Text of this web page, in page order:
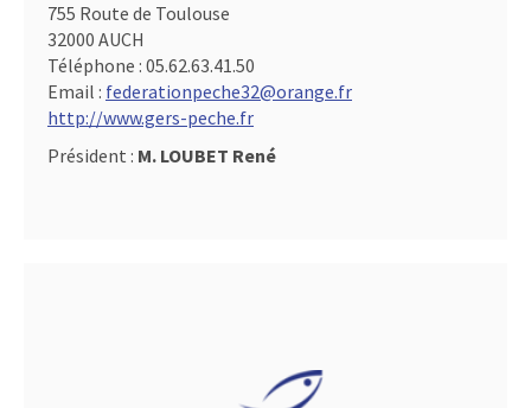
755 Route de Toulouse
32000 AUCH
Téléphone : 05.62.63.41.50
Email : federationpeche32@orange.fr
http://www.gers-peche.fr
Président : M. LOUBET René